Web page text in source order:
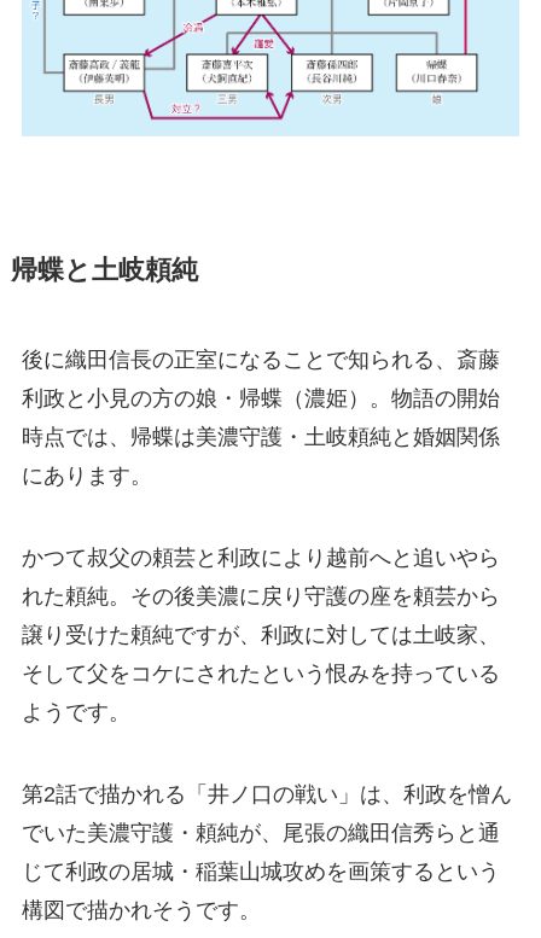
帰蝶と土岐頼純
後に織田信長の正室になることで知られる、斎藤
利政と小見の方の娘・帰蝶（濃姫）。物語の開始
時点では、帰蝶は美濃守護・土岐頼純と婚姻関係
にあります。
かつて叔父の頼芸と利政により越前へと追いやら
れた頼純。その後美濃に戻り守護の座を頼芸から
譲り受けた頼純ですが、利政に対しては土岐家、
そして父をコケにされたという恨みを持っている
ようです。
第2話で描かれる「井ノ口の戦い」は、利政を憎ん
でいた美濃守護・頼純が、尾張の織田信秀らと通
じて利政の居城・稲葉山城攻めを画策するという
構図で描かれそうです。